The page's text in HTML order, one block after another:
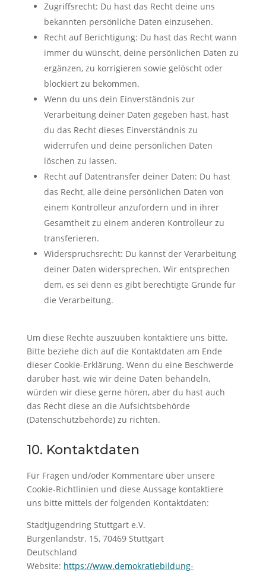
Zugriffsrecht: Du hast das Recht deine uns
bekannten persönliche Daten einzusehen.
Recht auf Berichtigung: Du hast das Recht wann
immer du wünscht, deine persönlichen Daten zu
ergänzen, zu korrigieren sowie gelöscht oder
blockiert zu bekommen.
Wenn du uns dein Einverständnis zur
Verarbeitung deiner Daten gegeben hast, hast
du das Recht dieses Einverständnis zu
widerrufen und deine persönlichen Daten
löschen zu lassen.
Recht auf Datentransfer deiner Daten: Du hast
das Recht, alle deine persönlichen Daten von
einem Kontrolleur anzufordern und in ihrer
Gesamtheit zu einem anderen Kontrolleur zu
transferieren.
Widerspruchsrecht: Du kannst der Verarbeitung
deiner Daten widersprechen. Wir entsprechen
dem, es sei denn es gibt berechtigte Gründe für
die Verarbeitung.
Um diese Rechte auszuüben kontaktiere uns bitte.
Bitte beziehe dich auf die Kontaktdaten am Ende
dieser Cookie-Erklärung. Wenn du eine Beschwerde
darüber hast, wie wir deine Daten behandeln,
würden wir diese gerne hören, aber du hast auch
das Recht diese an die Aufsichtsbehörde
(Datenschutzbehörde) zu richten.
10. Kontaktdaten
Für Fragen und/oder Kommentare über unsere
Cookie-Richtlinien und diese Aussage kontaktiere
uns bitte mittels der folgenden Kontaktdaten:
Stadtjugendring Stuttgart e.V.
Burgenlandstr. 15, 70469 Stuttgart
Deutschland
Website: https://www.demokratiebildung-